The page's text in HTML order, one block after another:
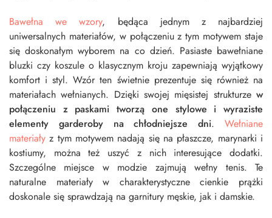
Bawełna we wzory, będąca jednym z najbardziej
uniwersalnych materiałów, w połączeniu z tym motywem staje
się doskonałym wyborem na co dzień. Pasiaste bawełniane
bluzki czy koszule o klasycznym kroju zapewniają wyjątkowy
komfort i styl. Wzór ten świetnie prezentuje się również na
materiałach wełnianych. Dzięki swojej mięsistej strukturze w
połączeniu z paskami tworzą one stylowe i wyraziste
elementy garderoby na chłodniejsze dni.Wełniane
materiały z tym motywem nadają się na płaszcze, marynarki i
kostiumy, można też uszyć z nich interesujące dodatki.
Szczególne miejsce w modzie zajmują wełny tenis. Te
naturalne materiały w charakterystyczne cienkie prążki
doskonale się sprawdzają na garnitury męskie, jak i damskie.